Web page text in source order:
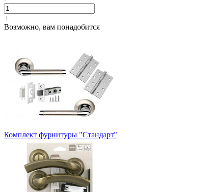
+
Возможно, вам понадобится
Комплект фурнитуры "Стандарт"